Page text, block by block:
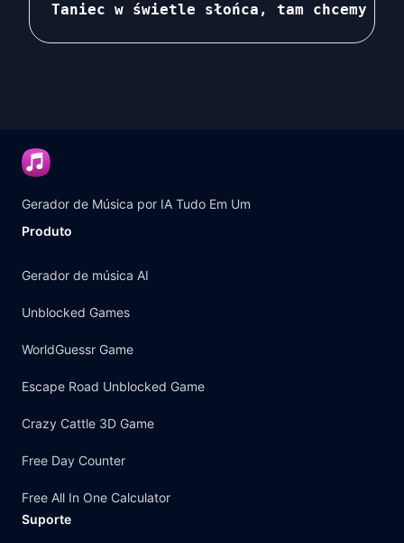
Taniec w świetle słońca, tam chcemy być
Gerador de Música por IA Tudo Em Um
Produto
Gerador de música AI
Unblocked Games
WorldGuessr Game
Escape Road Unblocked Game
Crazy Cattle 3D Game
Free Day Counter
Free All In One Calculator
Suporte